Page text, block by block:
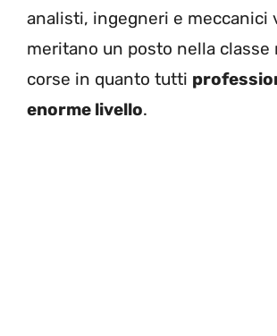
analisti, ingegneri e meccanici
meritano un posto nella classe
corse in quanto tutti
enorme livello.